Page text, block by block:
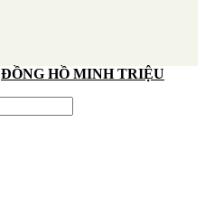
ĐỒNG HỒ MINH TRIỆU